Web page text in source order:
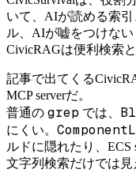
いて、AIが読める索
ル、AIが嘘をつけない
CivicRAGは便利検索
記事で出てくる
MCP serverだ。
普通の grep では、
にくい。
ルドに隠れたり、ECS
文字列検索だけでは見